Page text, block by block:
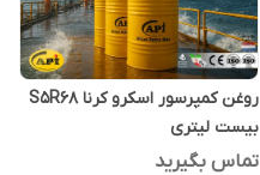
روغن کمپرسور اسکرو کرنا S5R68
بیست لیتری
تماس بگیرید